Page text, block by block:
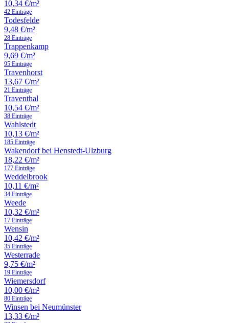
10,34 €/m²
42 Einträge
Todesfelde
9,48 €/m²
28 Einträge
Trappenkamp
9,69 €/m²
95 Einträge
Travenhorst
13,67 €/m²
21 Einträge
Traventhal
10,54 €/m²
38 Einträge
Wahlstedt
10,13 €/m²
185 Einträge
Wakendorf bei Henstedt-Ulzburg
18,22 €/m²
177 Einträge
Weddelbrook
10,11 €/m²
34 Einträge
Weede
10,32 €/m²
17 Einträge
Wensin
10,42 €/m²
35 Einträge
Westerrade
9,75 €/m²
19 Einträge
Wiemersdorf
10,00 €/m²
80 Einträge
Winsen bei Neumünster
13,33 €/m²